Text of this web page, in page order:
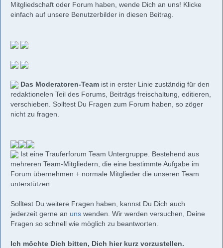
Mitgliedschaft oder Forum haben, wende Dich an uns! Klicke
einfach auf unsere Benutzerbilder in diesen Beitrag.
Das Moderatoren-Team ist in erster Linie zuständig für den
redaktionelen Teil des Forums, Beiträgs freischaltung, editieren,
verschieben. Solltest Du Fragen zum Forum haben, so zöger
nicht zu fragen.
Ist eine Trauferforum Team Untergruppe. Bestehend aus
mehreren Team-Mitgliedern, die eine bestimmte Aufgabe im
Forum übernehmen + normale Mitglieder die unseren Team
unterstützen.
Solltest Du weitere Fragen haben, kannst Du Dich auch
jederzeit gerne an uns wenden. Wir werden versuchen, Deine
Fragen so schnell wie möglich zu beantworten.
Ich möchte Dich bitten, Dich hier kurz vorzustellen.